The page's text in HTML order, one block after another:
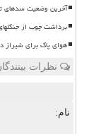
آخرین وضعیت سدهای
برداشت چوب از
هوای پاک برای شیراز
نظرات
نام: